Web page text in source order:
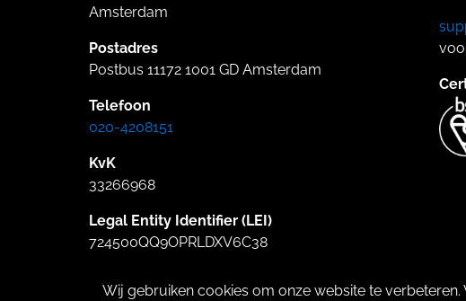
Amsterdam
Postadres
Postbus 11172 1001 GD Amsterdam
Telefoon
020-4208151
KvK
33266968
Legal Entity Identifier (LEI)
724500QQ9OPRLDXV6C38
Wij gebruiken cookies om onze website te